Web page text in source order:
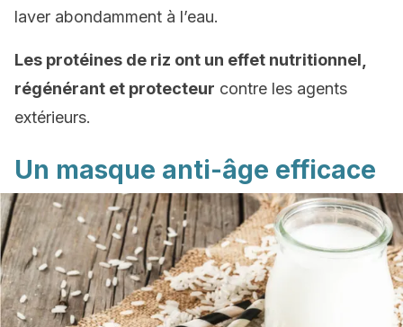
laver abondamment à l’eau.
Les protéines de riz ont un effet nutritionnel,
régénérant et protecteur contre les agents
extérieurs.
Un masque anti-âge efficace